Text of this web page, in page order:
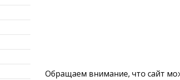
Обращаем внимание, что сайт